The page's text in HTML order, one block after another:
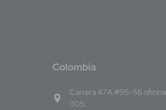
Colombia
Carrera 47A #95-56 oficina
305.